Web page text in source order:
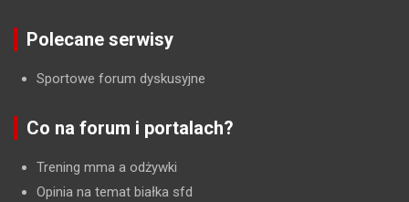
Polecane serwisy
Sportowe forum dyskusyjne
Co na forum i portalach?
Trening mma a odżywki
Opinia na temat białka sfd